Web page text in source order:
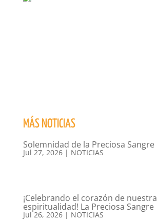
MÁS NOTICIAS
Solemnidad de la Preciosa Sangre
Jul 27, 2026| NOTICIAS
¡Celebrando el corazón de nuestra
espiritualidad! La Preciosa Sangre
Jul 26, 2026| NOTICIAS